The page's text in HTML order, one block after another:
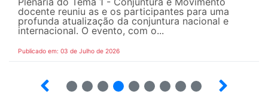
docente reuniu as e os participantes para uma
profunda atualização da conjuntura nacional e
internacional. O evento, com o...
Publicado em: 03 de Julho de 2026